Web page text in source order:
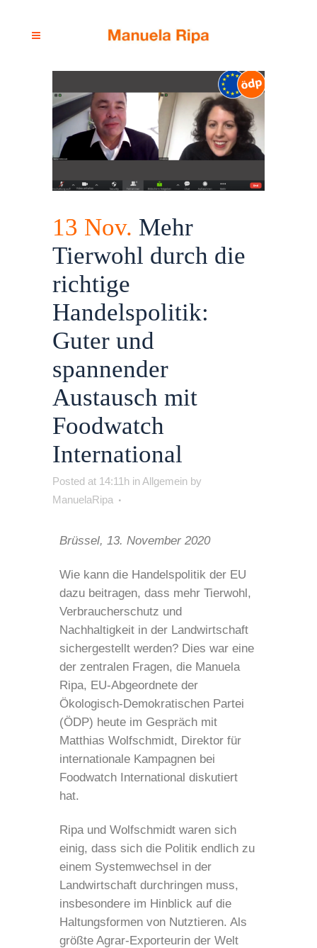
13 Nov. Mehr
Tierwohl durch die
richtige
Handelspolitik:
Guter und
spannender
Austausch mit
Foodwatch
International
Posted at 14:11h inAllgemein by
ManuelaRipa
Brüssel, 13. November 2020
Wie kann die Handelspolitik der EU
dazu beitragen, dass mehr Tierwohl,
Verbraucherschutz und
Nachhaltigkeit in der Landwirtschaft
sichergestellt werden? Dies war eine
der zentralen Fragen, die Manuela
Ripa, EU-Abgeordnete der
Ökologisch-Demokratischen Partei
(ÖDP) heute im Gespräch mit
Matthias Wolfschmidt, Direktor für
internationale Kampagnen bei
Foodwatch International diskutiert
hat.
Ripa und Wolfschmidt waren sich
einig, dass sich die Politik endlich zu
einem Systemwechsel in der
Landwirtschaft durchringen muss,
insbesondere im Hinblick auf die
Haltungsformen von Nutztieren. Als
größte Agrar-Exporteurin der Welt